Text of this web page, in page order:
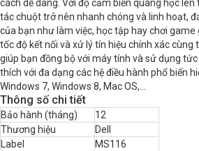
cách dễ dàng. Với độ cảm biến quang học
tác chuột trở nên nhanh chóng và linh hoạt,
của bạn như làm việc, học tập hay chơi game
tốc độ kết nối và xử lý tín hiệu chính xác cùng
giúp bạn đồng bộ với máy tính và sử dụng
thích với đa dạng các hệ điều hành phổ biến
Windows 7, Windows 8, Mac OS,...
Thông số chi tiết
Bảo hành (tháng)
12
Thương hiệu
Dell
Label
MS116